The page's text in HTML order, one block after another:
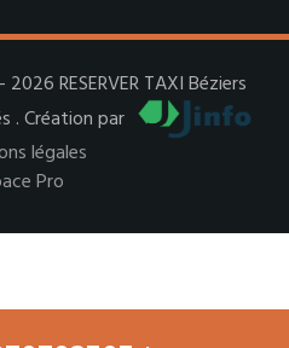
RESERVER TAXI Béziers
. Création par
légales
Pro